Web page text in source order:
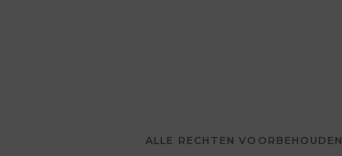
ALLE RECHTEN VOORBEHOUDEN